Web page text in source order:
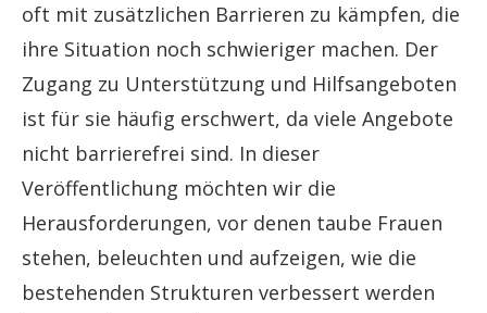
oft mit zusätzlichen Barrieren zu kämpfen, die
ihre Situation noch schwieriger machen. Der
Zugang zu Unterstützung und Hilfsangeboten
ist für sie häufig erschwert, da viele Angebote
nicht barrierefrei sind. In dieser
Veröffentlichung möchten wir die
Herausforderungen, vor denen taube Frauen
stehen, beleuchten und aufzeigen, wie die
bestehenden Strukturen verbessert werden